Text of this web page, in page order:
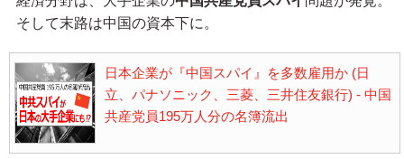
そして末路は中国の資本下に。
日本企業が『中国スパイ』を多数雇用か (日
立、パナソニック、三菱、三井住友銀行) - 中国
共産党員195万人分の名簿流出